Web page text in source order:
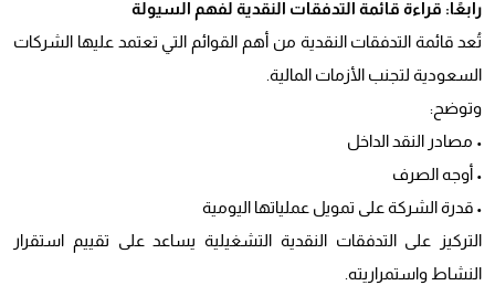
رابعًا: قراءة قائمة التدفقات النقدية لفهم السيولة
تُعد قائمة التدفقات النقدية من أهم القوائم التي تعتمد عليها الشركات
السعودية لتجنب الأزمات المالية.
وتوضح:
• مصادر النقد الداخل
• أوجه الصرف
• قدرة الشركة على تمويل عملياتها اليومية
التركيز على التدفقات النقدية التشغيلية يساعد على تقييم استقرار
النشاط واستمراريته.